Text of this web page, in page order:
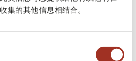
集的其他信息相结合。
为可能。